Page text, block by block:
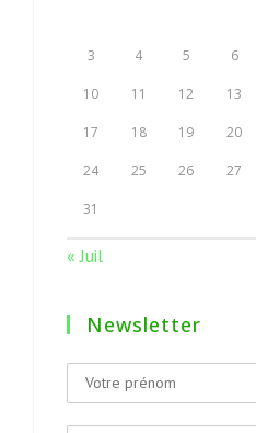
3 4 5 6
10 11 12 13
17 18 19 20
24 25 26 27
31
« Juil
Newsletter